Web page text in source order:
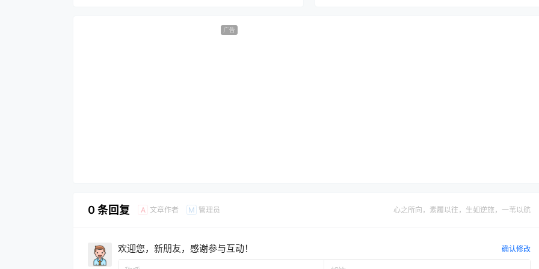
广告
0 条回复 A 文章作者 M 管理员 心之所向，素履以往，生如逆旅，一苇以航
欢迎您，新朋友，感谢参与互动！ 确认修改